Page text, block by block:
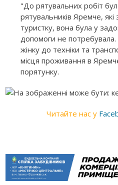
"До рятувальних робіт
рятувальників Яремче,
туристку, вона була у
допомоги не
жінку до техніки та
місця проживання в
порятунку.
Читайте нас у